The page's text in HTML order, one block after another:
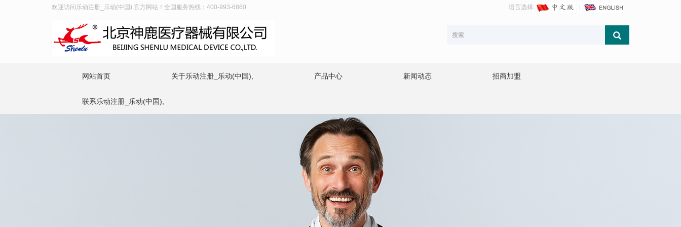
欢迎访问乐动注册_乐动(中国),官方网站！全国服务热线：400-993-6860 语言选择:
网站首页 关于乐动注册_乐动(中国), 产品中心 新闻动态 招商加盟
联系乐动注册_乐动(中国),